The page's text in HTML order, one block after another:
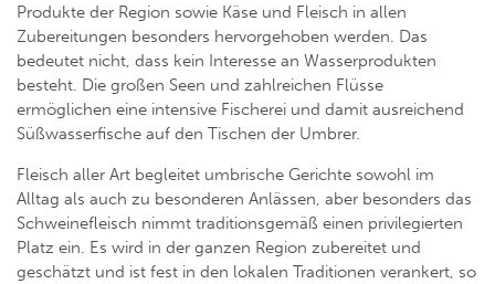
Produkte der Region sowie Käse und Fleisch in allen
Zubereitungen besonders hervorgehoben werden. Das
bedeutet nicht, dass kein Interesse an Wasserprodukten
besteht. Die großen Seen und zahlreichen Flüsse
ermöglichen eine intensive Fischerei und damit ausreichend
Süßwasserfische auf den Tischen der Umbrer.
Fleisch aller Art begleitet umbrische Gerichte sowohl im
Alltag als auch zu besonderen Anlässen, aber besonders das
Schweinefleisch nimmt traditionsgemäß einen privilegierten
Platz ein. Es wird in der ganzen Region zubereitet und
geschätzt und ist fest in den lokalen Traditionen verankert, so